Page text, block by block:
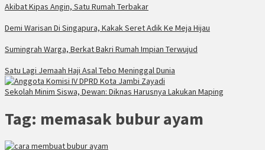
Akibat Kipas Angin, Satu Rumah Terbakar
Demi Warisan Di Singapura, Kakak Seret Adik Ke Meja Hijau
Sumingrah Warga, Berkat Bakri Rumah Impian Terwujud
Satu Lagi Jemaah Haji Asal Tebo Meninggal Dunia
Sekolah Minim Siswa, Dewan: Diknas Harusnya Lakukan Maping
Tag: memasak bubur ayam